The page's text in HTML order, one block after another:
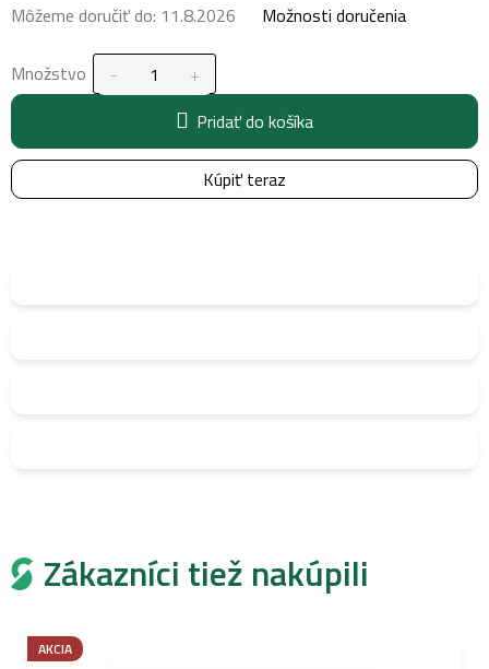
Môžeme doručiť do: 11.8.2026 Možnosti doručenia
Množstvo
Pridať do košíka
Kúpiť teraz
Zákazníci tiež nakúpili
AKCIA